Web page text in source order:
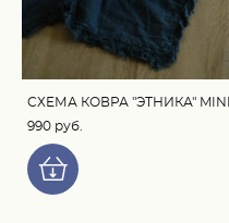
СХЕМА КОВРА "ЭТНИКА" MINI
990 pуб.